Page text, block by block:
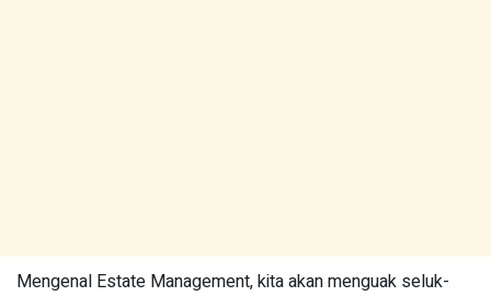
Mengenal Estate Management, kita akan menguak seluk-